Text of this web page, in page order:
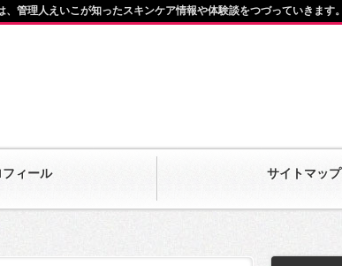
フィール サイトマップ
管理人えいこが知ったスキンケア情報や体験談をつづっていきます。